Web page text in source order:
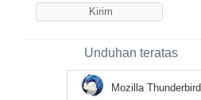
Unduhan teratas
Mozilla Thunderbird